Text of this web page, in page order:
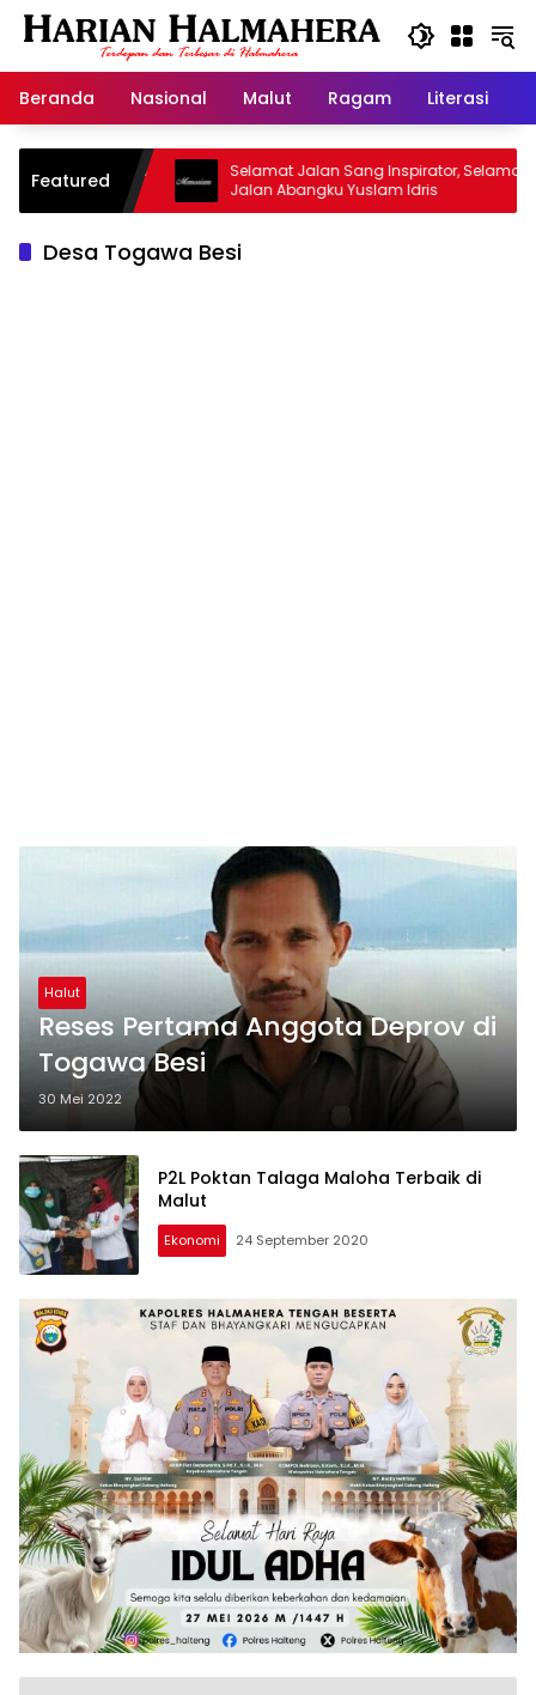
Langsung
Beranda
Nasional Malut Ragam Literasi
Featured
Warisan
Selamat Jalan Sang Inspirator, Selamat
Jalan Abangku Yuslam Idris
Desa Togawa Besi
Halut
Reses Pertama Anggota Deprov di
Togawa Besi
30 Mei 2022
P2L Poktan Talaga Maloha Terbaik di
Malut
Ekonomi 24 September 2020